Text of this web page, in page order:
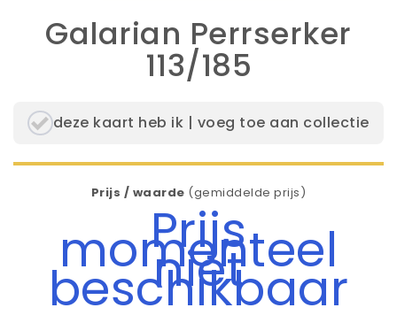
Galarian Perrserker
113/185
deze kaart heb ik | voeg toe aan collectie
Prijs / waarde (gemiddelde prijs)
Prijs
momenteel
niet
beschikbaar